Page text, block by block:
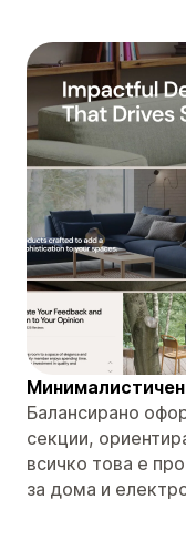
Балансирано
секции,
всичко това е
за дома и